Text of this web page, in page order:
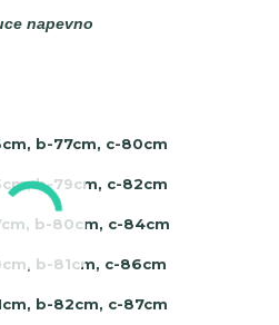
napevno
b-77cm, c-80cm
b-79cm, c-82cm
b-80cm, c-84cm
b-81cm, c-86cm
b-82cm, c-87cm